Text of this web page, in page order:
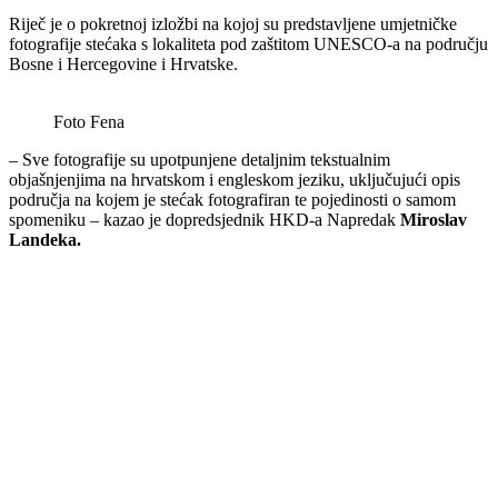
Riječ je o pokretnoj izložbi na kojoj su predstavljene umjetničke
fotografije stećaka s lokaliteta pod zaštitom UNESCO-a na području
Bosne i Hercegovine i Hrvatske.
Foto Fena
– Sve fotografije su upotpunjene detaljnim tekstualnim
objašnjenjima na hrvatskom i engleskom jeziku, uključujući opis
područja na kojem je stećak fotografiran te pojedinosti o samom
spomeniku – kazao je dopredsjednik HKD-a Napredak Miroslav
Landeka.